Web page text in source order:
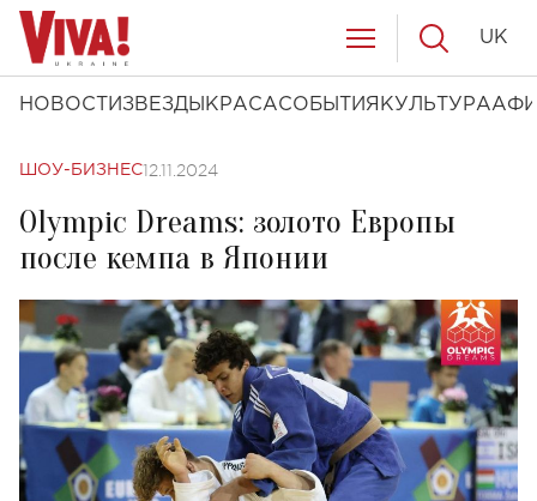
НОВОСТИ ЗВЕЗДЫ КРАСАСОБЫТИЯ КУЛЬТУРА
UK
ШОУ-БИЗНЕС12.11.2024
Olympic Dreams: золото Европы
после кемпа в Японии